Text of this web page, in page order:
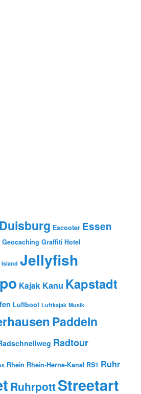
Duisburg Escooter Essen
Geocaching Graffiti Hotel
Island Jellyfish
Kajak Kanu Kapstadt
Luftboot Luftkajak Musik
Paddeln
Radtour
Rhein Rhein-Herne-Kanal RS1 Ruhr
RuhrpottStreetart